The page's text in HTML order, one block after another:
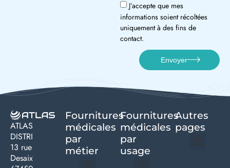
J’accepte que mes
informations soient récoltées
uniquement à des fins de
contact.
Envoyer
ATLAS
DISTRI
13 rue
Desaix
Fournitures
médicales
par
métier
Fournitures
médicales
par
usage ​
Autres
pages